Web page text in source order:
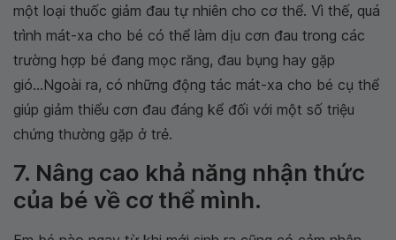
một loại thuốc giảm đau tự nhiên cho cơ thể. Vì thế, quá
trình mát-xa cho bé có thể làm dịu cơn đau trong các
trường hợp bé đang mọc răng, đau bụng hay gặp
gió...Ngoài ra, có những động tác mát-xa cho bé cụ thể
giúp giảm thiểu cơn đau đáng kể đối với một số triệu
chứng thường gặp ở trẻ.
7. Nâng cao khả năng nhận thức
của bé về cơ thể mình.